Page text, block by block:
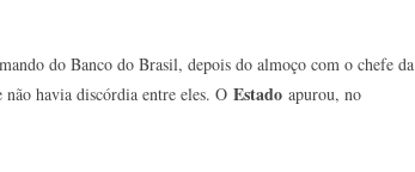
do Banco do Brasil, depois do almoço com o chefe da
havia discórdia entre eles. O Estado apurou, no